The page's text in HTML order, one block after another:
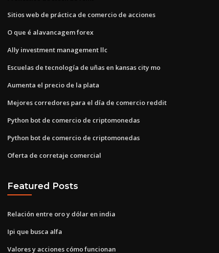
Sitios web de práctica de comercio de acciones
O que é alavancagem forex
Ally investment management llc
Escuelas de tecnología de uñas en kansas city mo
Aumenta el precio de la plata
Mejores corredores para el día de comercio reddit
Python bot de comercio de criptomonedas
Python bot de comercio de criptomonedas
Oferta de corretaje comercial
Featured Posts
Relación entre oro y dólar en india
Ipi que busca alfa
Valores y acciones cómo funcionan